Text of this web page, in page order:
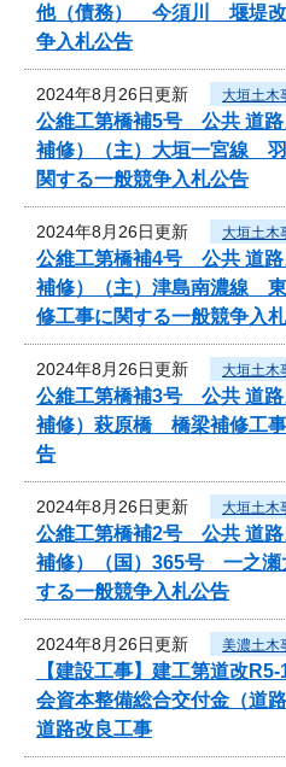
他（債務） 今須川 堰堤改
争入札公告
2024年8月26日更新 大垣土木
公維工第橋補5号 公共 道路
補修）（主）大垣一宮線
関する一般競争入札公告
2024年8月26日更新 大垣土木
公維工第橋補4号 公共 道路
補修）（主）津島南濃線
修工事に関する一般競争入
2024年8月26日更新 大垣土木
公維工第橋補3号 公共 道路
補修）萩原橋 橋梁補修工
告
2024年8月26日更新 大垣土木
公維工第橋補2号 公共 道路
補修）（国）365号 一之
する一般競争入札公告
2024年8月26日更新 美濃土木
【建設工事】建工第道改
会資本整備総合交付金（
道路改良工事